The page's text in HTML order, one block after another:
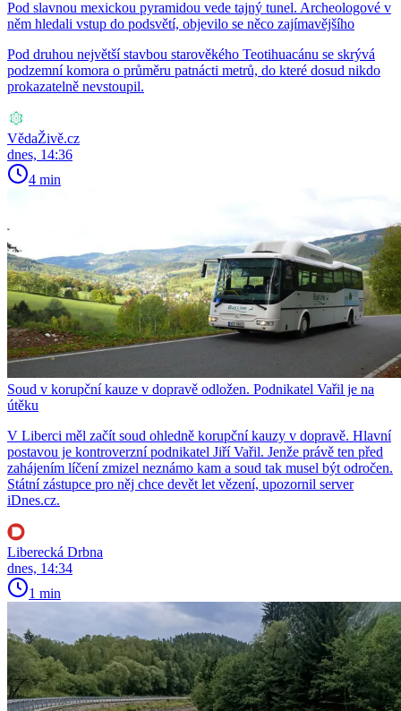
Pod slavnou mexickou pyramidou vede tajný tunel. Archeologové v
něm hledali vstup do podsvětí, objevilo se něco zajímavějšího
Pod druhou největší stavbou starověkého Teotihuacánu se skrývá
podzemní komora o průměru patnácti metrů, do které dosud nikdo
prokazatelně nevstoupil.
VědaŽivě.cz
dnes, 14:36
4 min
Soud v korupční kauze v dopravě odložen. Podnikatel Vařil je na
útěku
V Liberci měl začít soud ohledně korupční kauzy v dopravě. Hlavní
postavou je kontroverzní podnikatel Jiří Vařil. Jenže právě ten před
zahájením líčení zmizel neznámo kam a soud tak musel být odročen.
Státní zástupce pro něj chce devět let vězení, upozornil server
iDnes.cz.
Liberecká Drbna
dnes, 14:34
1 min